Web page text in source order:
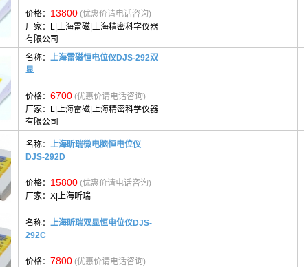
价格： 13800 (优惠价请电话咨询)
厂家： L|上海雷磁|上海精密科学仪器
有限公司
名称： 上海雷磁恒电位仪DJS-292双
显
价格： 6700 (优惠价请电话咨询)
厂家： L|上海雷磁|上海精密科学仪器
有限公司
名称： 上海昕瑞微电脑恒电位仪
DJS-292D
价格： 15800 (优惠价请电话咨询)
厂家： X|上海昕瑞
名称： 上海昕瑞双显恒电位仪DJS-
292C
价格： 7800 (优惠价请电话咨询)